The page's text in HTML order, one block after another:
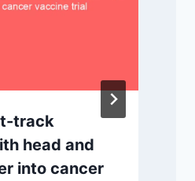
track
head and
into cancer